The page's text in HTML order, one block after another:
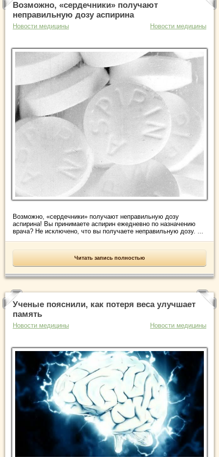
Возможно, «сердечники» получают
неправильную дозу аспирина
Новости медицины Новости медицины
Возможно, «сердечники» получают неправильную дозу
аспирина! Вы принимаете аспирин ежедневно по назначению
врача? Не исключено, что вы получаете неправильную дозу. ...
Читать запись полностью
Ученые пояснили, как потеря веса улучшает
память
Новости медицины Новости медицины